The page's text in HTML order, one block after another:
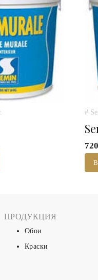
#
ПРОДУКЦИЯ
Обои
Краски